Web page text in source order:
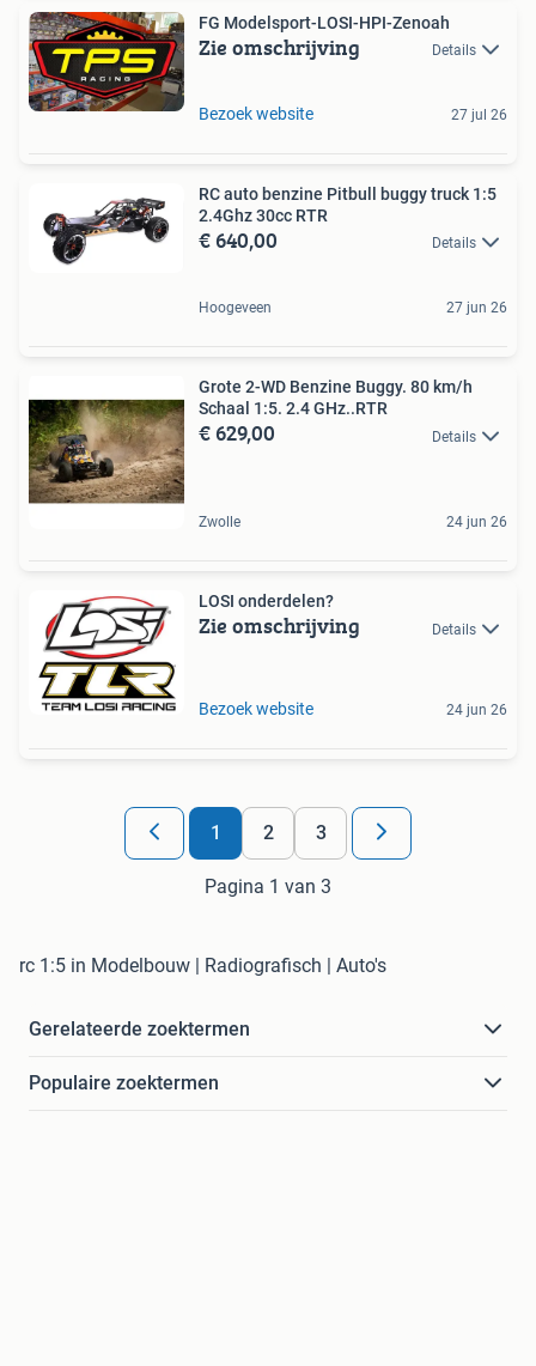
FG Modelsport-LOSI-HPI-Zenoah
Zie omschrijving Details
Bezoek website 27 jul 26
RC auto benzine Pitbull buggy truck 1:5
2.4Ghz 30cc RTR
€ 640,00 Details
Hoogeveen 27 jun 26
Grote 2-WD Benzine Buggy. 80 km/h
Schaal 1:5. 2.4 GHz..RTR
€ 629,00 Details
Zwolle 24 jun 26
LOSI onderdelen?
Zie omschrijving Details
Bezoek website 24 jun 26
1 2 3
Pagina 1 van 3
rc 1:5 in Modelbouw | Radiografisch | Auto's
Gerelateerde zoektermen
Populaire zoektermen